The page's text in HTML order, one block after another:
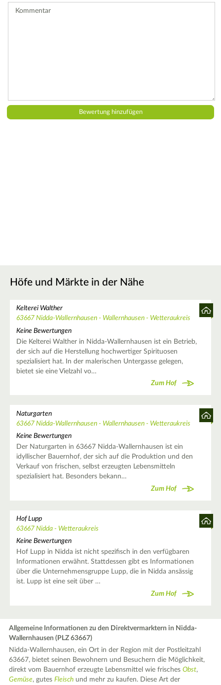
Höfe und Märkte in der Nähe
Kelterei Walther
63667 Nidda-Wallernhausen - Wallernhausen - Wetteraukreis
Keine Bewertungen
Die Kelterei Walther in Nidda-Wallernhausen ist ein Betrieb,
der sich auf die Herstellung hochwertiger Spirituosen
spezialisiert hat. In der malerischen Untergasse gelegen,
bietet sie eine Vielzahl vo…
Zum Hof
Naturgarten
63667 Nidda-Wallernhausen - Wallernhausen - Wetteraukreis
Keine Bewertungen
Der Naturgarten in 63667 Nidda-Wallernhausen ist ein
idyllischer Bauernhof, der sich auf die Produktion und den
Verkauf von frischen, selbst erzeugten Lebensmitteln
spezialisiert hat. Besonders bekann…
Zum Hof
Hof Lupp
63667 Nidda - Wetteraukreis
Keine Bewertungen
Hof Lupp in Nidda ist nicht spezifisch in den verfügbaren
Informationen erwähnt. Stattdessen gibt es Informationen
über die Unternehmensgruppe Lupp, die in Nidda ansässig
ist. Lupp ist eine seit über …
Zum Hof
Allgemeine Informationen zu den Direktvermarktern in Nidda-
Wallernhausen (PLZ 63667)
Nidda-Wallernhausen, ein Ort in der Region mit der Postleitzahl
63667, bietet seinen Bewohnern und Besuchern die Möglichkeit,
direkt vom Bauernhof erzeugte Lebensmittel wie frischesObst,
Gemüse, gutesFleisch und mehr zu kaufen. Diese Art der